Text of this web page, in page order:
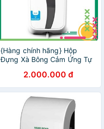
{Hàng chính hãng} Hộp
Đựng Xà Bông Cảm Ứng Tự
(500ml)2.000.000 đ